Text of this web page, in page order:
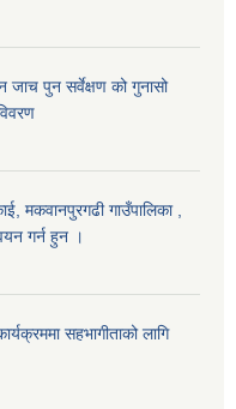
जाच पुन सर्वेक्षण को गुनासो
मकवानपुरगढी गाउँपालिका ,
गर्न हुन ।
सहभागीताको लागि